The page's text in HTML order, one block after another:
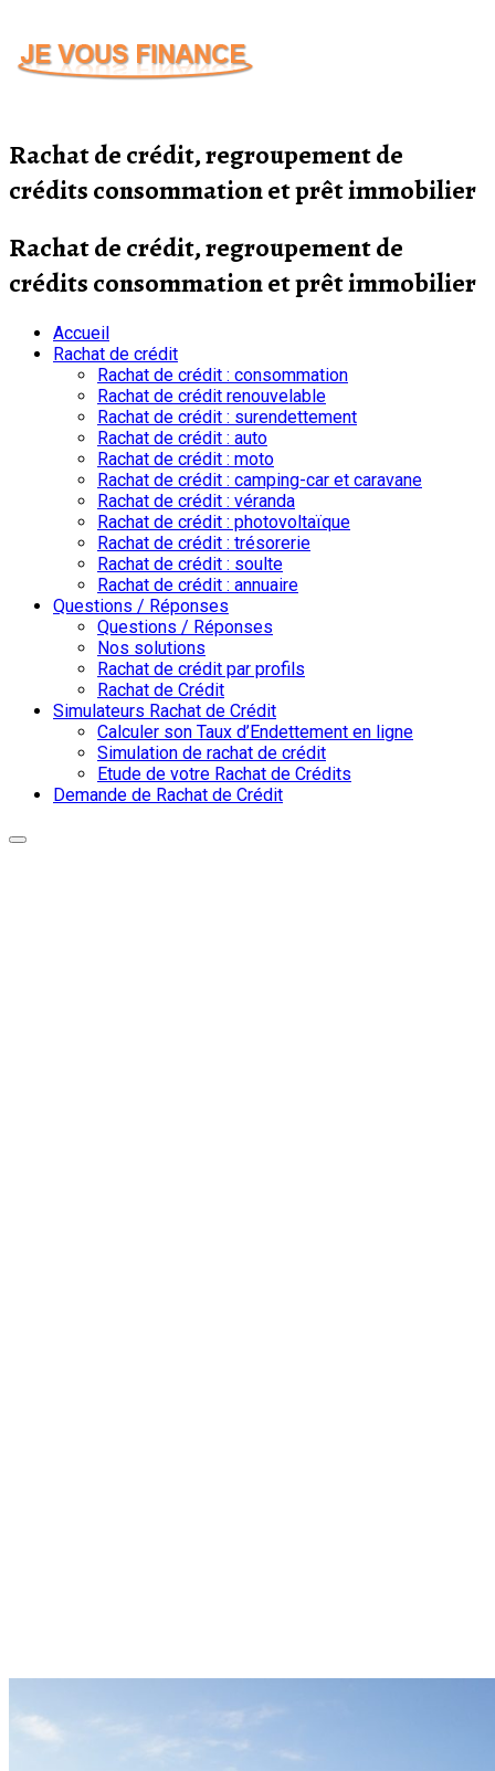
contenu
Rachat de crédit, regroupement de
crédits consommation et prêt immobilier
Rachat de crédit, regroupement de
crédits consommation et prêt immobilier
Accueil
Rachat de crédit
Rachat de crédit : consommation
Rachat de crédit renouvelable
Rachat de crédit : surendettement
Rachat de crédit : auto
Rachat de crédit : moto
Rachat de crédit : camping-car et caravane
Rachat de crédit : véranda
Rachat de crédit : photovoltaïque
Rachat de crédit : trésorerie
Rachat de crédit : soulte
Rachat de crédit : annuaire
Questions / Réponses
Questions / Réponses
Nos solutions
Rachat de crédit par profils
Rachat de Crédit
Simulateurs Rachat de Crédit
Calculer son Taux d’Endettement en ligne
Simulation de rachat de crédit
Etude de votre Rachat de Crédits
Demande de Rachat de Crédit